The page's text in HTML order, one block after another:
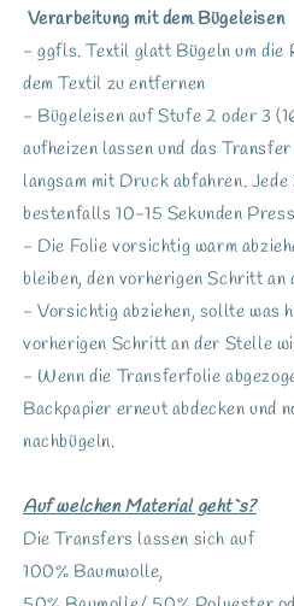
Verarbeitung mit dem Bügeleisen
- ggfls. Textil glatt Bügeln um die
dem Textil zu entfernen
- Bügeleisen auf Stufe 2 oder 3
aufheizen lassen und das
langsam mit Druck abfahren.
bestenfalls 10-15 Sekunden
- Die Folie vorsichtig warm
bleiben, den vorherigen Schritt
- Vorsichtig abziehen, sollte was
vorherigen Schritt an der Stelle
- Wenn die Transferfolie
Backpapier erneut abdecken und
nachbügeln.
Auf welchen Material geht`s?
Die Transfers lassen sich auf
100% Baumwolle,